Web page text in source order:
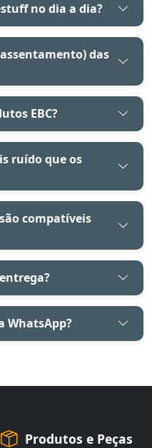
no dia a dia?
das
EBC?
ruído que os
compatíveis
WhatsApp?
Produtos e Peças